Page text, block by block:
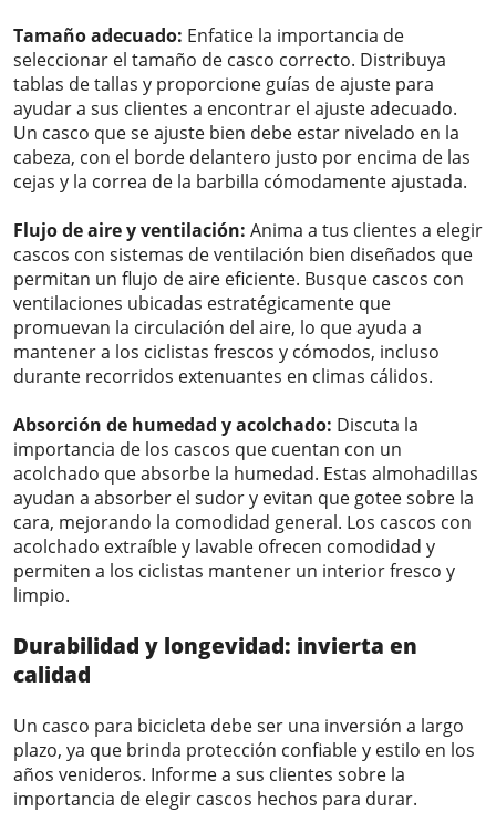
Tamaño adecuado: Enfatice la importancia de
seleccionar el tamaño de casco correcto. Distribuya
tablas de tallas y proporcione guías de ajuste para
ayudar a sus clientes a encontrar el ajuste adecuado.
Un casco que se ajuste bien debe estar nivelado en la
cabeza, con el borde delantero justo por encima de las
cejas y la correa de la barbilla cómodamente ajustada.
Flujo de aire y ventilación: Anima a tus clientes a elegir
cascos con sistemas de ventilación bien diseñados que
permitan un flujo de aire eficiente. Busque cascos con
ventilaciones ubicadas estratégicamente que
promuevan la circulación del aire, lo que ayuda a
mantener a los ciclistas frescos y cómodos, incluso
durante recorridos extenuantes en climas cálidos.
Absorción de humedad y acolchado: Discuta la
importancia de los cascos que cuentan con un
acolchado que absorbe la humedad. Estas almohadillas
ayudan a absorber el sudor y evitan que gotee sobre la
cara, mejorando la comodidad general. Los cascos con
acolchado extraíble y lavable ofrecen comodidad y
permiten a los ciclistas mantener un interior fresco y
limpio.
Durabilidad y longevidad: invierta en
calidad
Un casco para bicicleta debe ser una inversión a largo
plazo, ya que brinda protección confiable y estilo en los
años venideros. Informe a sus clientes sobre la
importancia de elegir cascos hechos para durar.